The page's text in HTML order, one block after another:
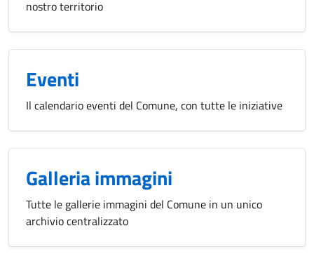
nostro territorio
Eventi
Il calendario eventi del Comune, con tutte le iniziative
Galleria immagini
Tutte le gallerie immagini del Comune in un unico
archivio centralizzato